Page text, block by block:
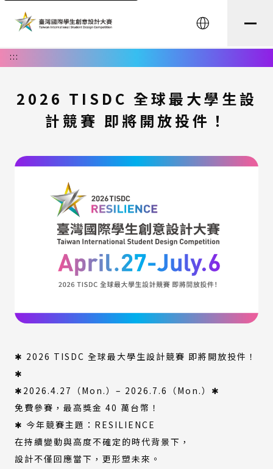
English
:::
2026 TISDC 全球最大學生設
計競賽 即將開放投件！
✱ 2026 TISDC 全球最大學生設計競賽 即將開放投件！
✱
✱2026.4.27（Mon.）– 2026.7.6（Mon.）✱
免費參賽，最高獎金 40 萬台幣！
✱ 今年競賽主題：RESILIENCE
在持續變動與高度不確定的時代背景下，
設計不僅回應當下，更形塑未來。